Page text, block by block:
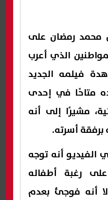
محمد رمضان على
الذي أعرب
فيلمه الجديد
متاحًا في إحدى
مشيرًا إلى أنه
أسرته.
أنه توجه
رغبة أطفاله
أنه فوجئ بعدم